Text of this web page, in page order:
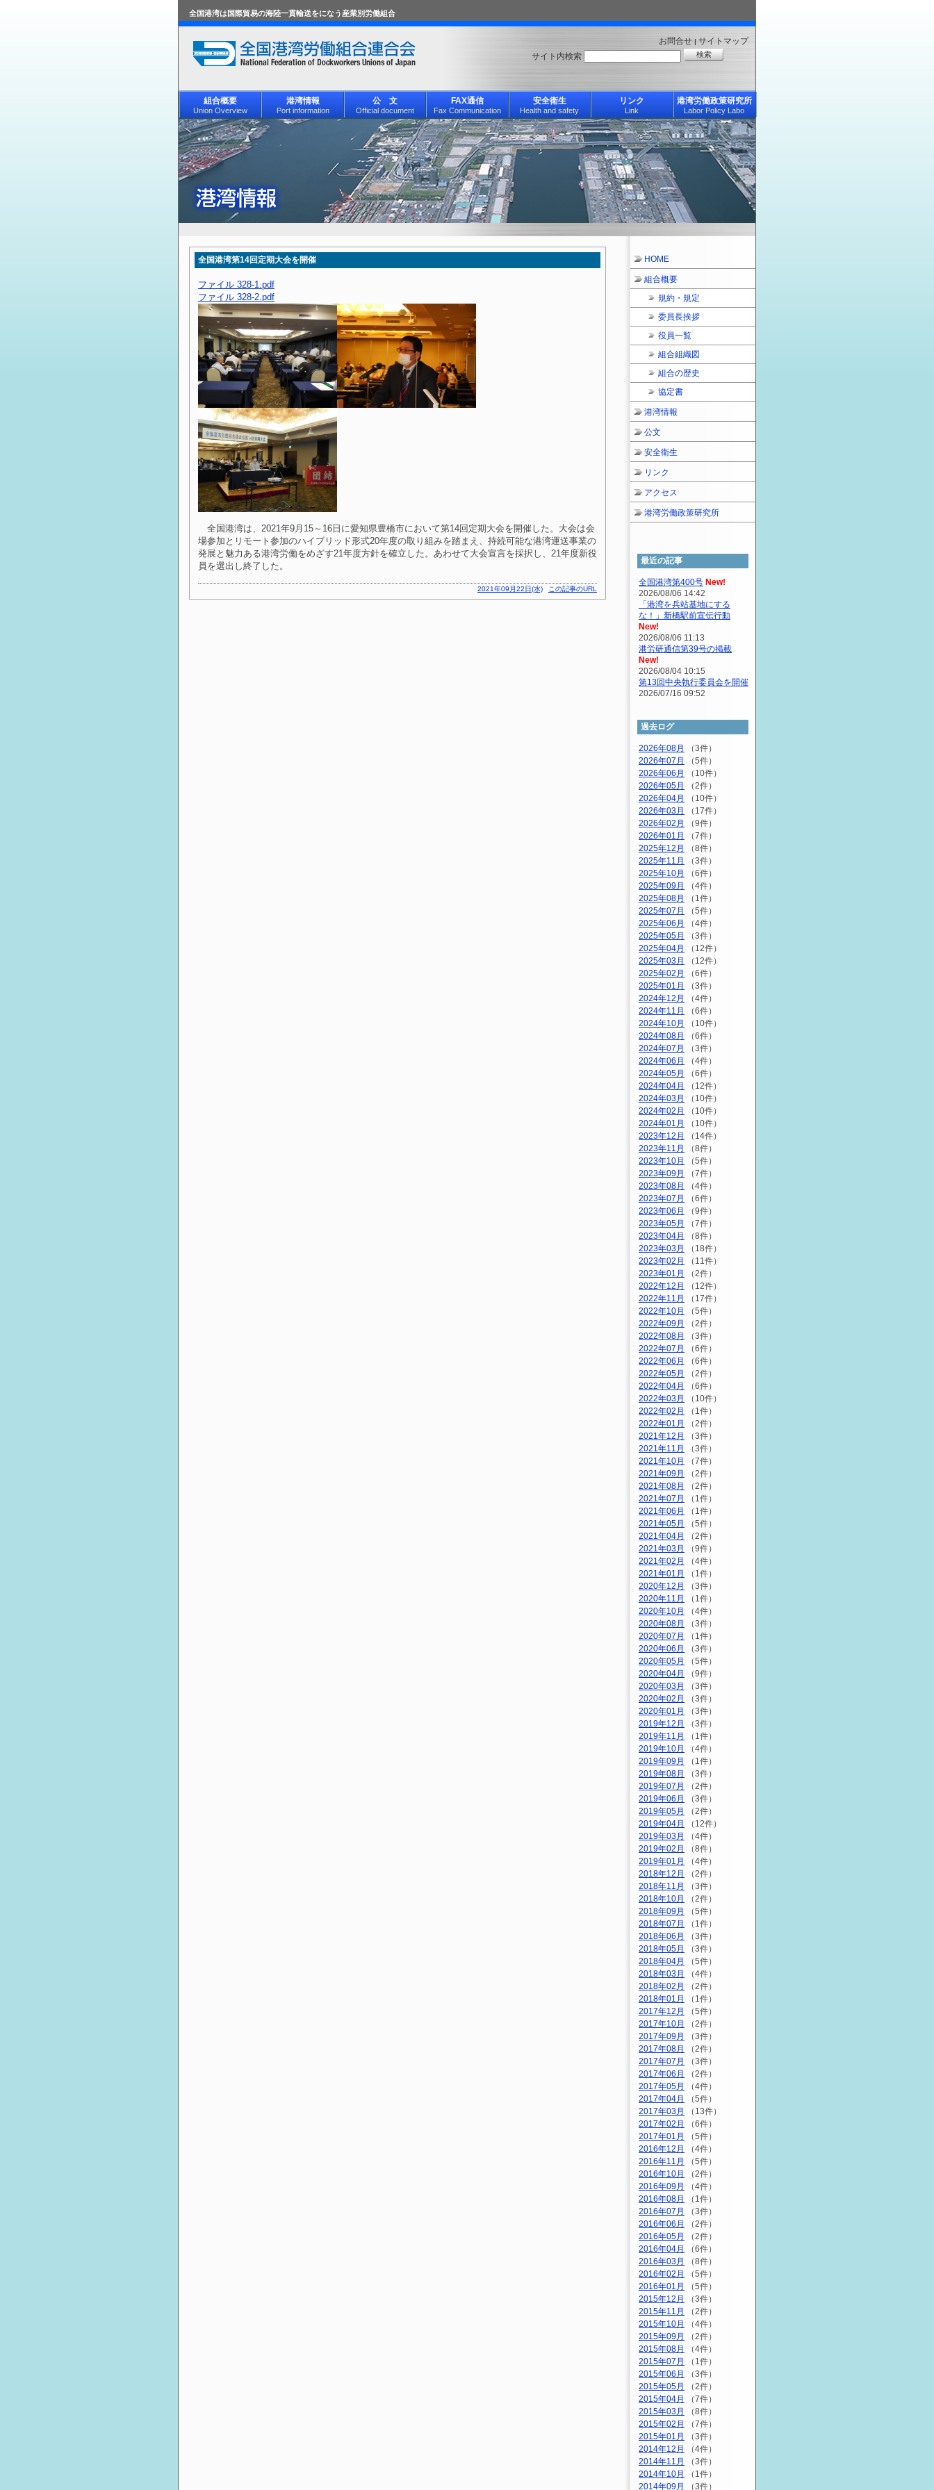
全国港湾は国際貿易の海陸一貫輸送をになう産業別労働組合
お問合せ | サイトマップ
サイト内検索
組合概要
Union Overview
港湾情報
Port information
公 文
Official document
FAX通信
Fax Communication
安全衛生
Health and safety
リンク
Link
港湾労働政策研究所
Labor Policy Labo
HOME
組合概要
規約・規定
委員長挨拶
役員一覧
組合組織図
組合の歴史
協定書
港湾情報
公文
安全衛生
リンク
アクセス
港湾労働政策研究所
最近の記事
全国港湾第400号 New!
2026/08/06 14:42
「港湾を兵站基地にする
な！」新橋駅前宣伝行動
New!
2026/08/06 11:13
港労研通信第39号の掲載
New!
2026/08/04 10:15
第13回中央執行委員会を開催
2026/07/16 09:52
過去ログ
2026年08月
（3件）
2026年07月
（5件）
2026年06月
（10件）
2026年05月
（2件）
2026年04月
（10件）
2026年03月
（17件）
2026年02月
（9件）
2026年01月
（7件）
2025年12月
（8件）
2025年11月
（3件）
2025年10月
（6件）
2025年09月
（4件）
2025年08月
（1件）
2025年07月
（5件）
2025年06月
（4件）
2025年05月
（3件）
2025年04月
（12件）
2025年03月
（12件）
2025年02月
（6件）
2025年01月
（3件）
2024年12月
（4件）
2024年11月
（6件）
2024年10月
（10件）
2024年08月
（6件）
2024年07月
（3件）
2024年06月
（4件）
2024年05月
（6件）
2024年04月
（12件）
2024年03月
（10件）
2024年02月
（10件）
2024年01月
（10件）
2023年12月
（14件）
2023年11月
（8件）
2023年10月
（5件）
2023年09月
（7件）
2023年08月
（4件）
2023年07月
（6件）
2023年06月
（9件）
2023年05月
（7件）
2023年04月
（8件）
2023年03月
（18件）
2023年02月
（11件）
2023年01月
（2件）
2022年12月
（12件）
2022年11月
（17件）
2022年10月
（5件）
2022年09月
（2件）
2022年08月
（3件）
2022年07月
（6件）
2022年06月
（6件）
2022年05月
（2件）
2022年04月
（6件）
2022年03月
（10件）
2022年02月
（1件）
2022年01月
（2件）
2021年12月
（3件）
2021年11月
（3件）
2021年10月
（7件）
2021年09月
（2件）
2021年08月
（2件）
2021年07月
（1件）
2021年06月
（1件）
2021年05月
（5件）
2021年04月
（2件）
2021年03月
（9件）
2021年02月
（4件）
2021年01月
（1件）
2020年12月
（3件）
2020年11月
（1件）
2020年10月
（4件）
2020年08月
（3件）
2020年07月
（1件）
2020年06月
（3件）
2020年05月
（5件）
2020年04月
（9件）
2020年03月
（3件）
2020年02月
（3件）
2020年01月
（3件）
2019年12月
（3件）
2019年11月
（1件）
2019年10月
（4件）
2019年09月
（1件）
2019年08月
（3件）
2019年07月
（2件）
2019年06月
（3件）
2019年05月
（2件）
2019年04月
（12件）
2019年03月
（4件）
2019年02月
（8件）
2019年01月
（4件）
2018年12月
（2件）
2018年11月
（3件）
2018年10月
（2件）
2018年09月
（5件）
2018年07月
（1件）
2018年06月
（3件）
2018年05月
（3件）
2018年04月
（5件）
2018年03月
（4件）
2018年02月
（2件）
2018年01月
（1件）
2017年12月
（5件）
2017年10月
（2件）
2017年09月
（3件）
2017年08月
（2件）
2017年07月
（3件）
2017年06月
（2件）
2017年05月
（4件）
2017年04月
（5件）
2017年03月
（13件）
2017年02月
（6件）
2017年01月
（5件）
2016年12月
（4件）
2016年11月
（5件）
2016年10月
（2件）
2016年09月
（4件）
2016年08月
（1件）
2016年07月
（3件）
2016年06月
（2件）
2016年05月
（2件）
2016年04月
（6件）
2016年03月
（8件）
2016年02月
（5件）
2016年01月
（5件）
2015年12月
（3件）
2015年11月
（2件）
2015年10月
（4件）
2015年09月
（2件）
2015年08月
（4件）
2015年07月
（1件）
2015年06月
（3件）
2015年05月
（2件）
2015年04月
（7件）
2015年03月
（8件）
2015年02月
（7件）
2015年01月
（3件）
2014年12月
（4件）
2014年11月
（3件）
2014年10月
（1件）
2014年09月
（3件）
全国港湾第14回定期大会を開催
ファイル 328-1.pdf
ファイル 328-2.pdf
全国港湾は、2021年9月15～16日に愛知県豊橋市において第14回定期大会を開催した。大会は会
場参加とリモート参加のハイブリッド形式20年度の取り組みを踏まえ、持続可能な港湾運送事業の
発展と魅力ある港湾労働をめざす21年度方針を確立した。あわせて大会宣言を採択し、21年度新役
員を選出し終了した。
2021年09月22日(水) この記事のURL